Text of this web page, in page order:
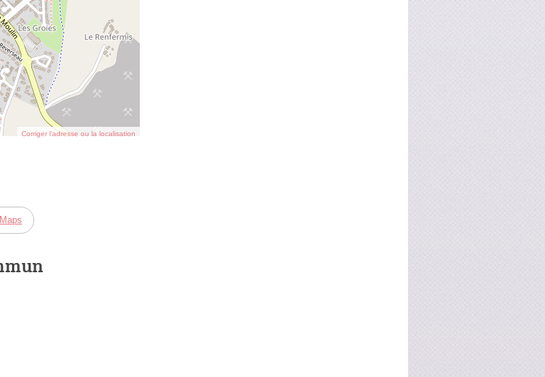
Corriger l’adresse ou la localisation